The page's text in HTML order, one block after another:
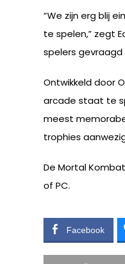
“We zijn erg blij
te spelen,” zegt
spelers gevraagd
Ontwikkeld door
arcade staat te
meest
trophies
De Mortal
of PC.
Facebook